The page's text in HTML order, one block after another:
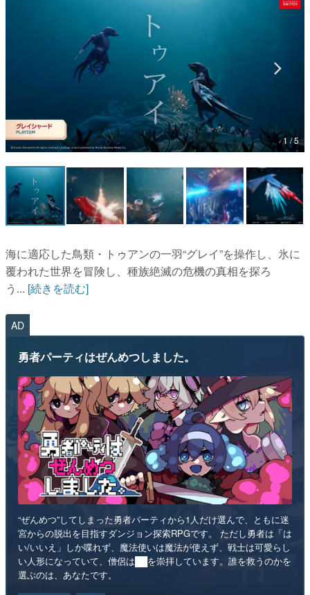
なんでゲームは面白い？
ゲーム開発者・hamatsu氏がゲームの魅力を画面や操作の
具体的な形から解き明かしていく、硬派で骨太な評論連載
です。
ゲームが変えた日本語
「経験値」「裏技」「ラスボス」… ゲームにまつわる言葉
の起源や用法の変遷を、コンピューター文化史研究家・タ
イニーP氏が徹底調査。
カテゴリ
特集記事
マンガ
アプリレビュー
その他
電ファミニコゲーマーとは？
運営：株式会社マレ
1 / 5
海に適応した鳥類・トゥアンの一羽“グレイ”を操作し、氷に
覆われた世界を冒険し、種族絶滅の危機の真相を探ろ
う... [続きを読む]
AD
勇者パーティはぜんめつしました。
“ぜんめつ”してしまった勇者パーティから1人だけ選んで、ともに迷
宮からの脱出を目指すダンジョン探索RPGです。 ただし勇者は「は
い/いいえ」しか喋れず、魔法使いは魔法が使えず、戦士は可愛らし
い人形になっていて、僧侶は██を崇拝しています。誰を救うのかを
選ぶのは、あなたです。